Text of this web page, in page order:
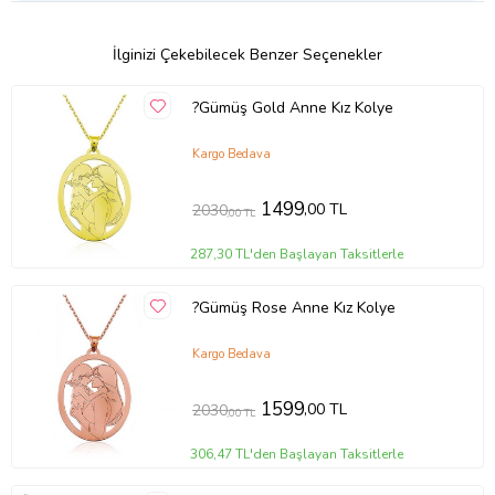
Ürün Kodu: kcm65043195
İlginizi Çekebilecek Benzer Seçenekler
?Gümüş Gold Anne Kız Kolye
Kargo Bedava
2030,00 TL 1499,00 TL
287,30 TL'den Başlayan Taksitlerle
?Gümüş Rose Anne Kız Kolye
Kargo Bedava
2030,00 TL 1599,00 TL
306,47 TL'den Başlayan Taksitlerle